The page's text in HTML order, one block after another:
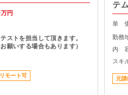
万円
ストを担当して頂きます。
願いする場合もあります）
リモート可
テ
単
勤務
内
スキ
元請